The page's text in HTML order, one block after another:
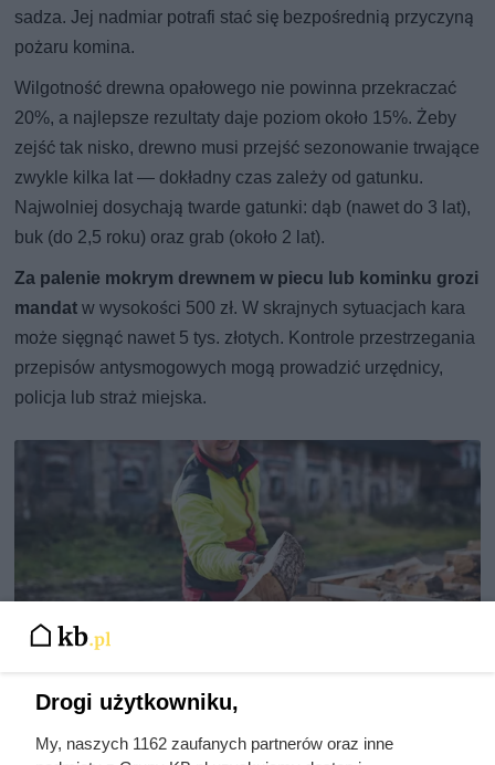
sadza. Jej nadmiar potrafi stać się bezpośrednią przyczyną
pożaru komina.
Wilgotność drewna opałowego nie powinna przekraczać
20%, a najlepsze rezultaty daje poziom około 15%. Żeby
zejść tak nisko, drewno musi przejść sezonowanie trwające
zwykle kilka lat — dokładny czas zależy od gatunku.
Najwolniej dosychają twarde gatunki: dąb (nawet do 3 lat),
buk (do 2,5 roku) oraz grab (około 2 lat).
Za palenie mokrym drewnem w piecu lub kominku grozi
mandat w wysokości 500 zł. W skrajnych sytuacjach kara
może sięgnąć nawet 5 tys. złotych. Kontrole przestrzegania
przepisów antysmogowych mogą prowadzić urzędnicy,
policja lub straż miejska.
Drogi użytkowniku,
My, naszych 1162 zaufanych partnerów oraz inne